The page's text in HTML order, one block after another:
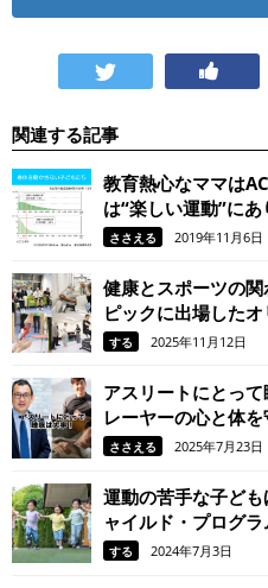
関連する記事
教育熱心なママは
は“楽しい運動”に
的にカラダを動かせ
ささえる 2019年11月6日
健康とスポーツの
ピックに出場した
定。
する 2025年11月12日
アスリートにとっ
レーヤーの心と体
た。
ささえる 2025年7月23日
運動の苦手な子ど
ャイルド・プログ
証！
する 2024年7月3日